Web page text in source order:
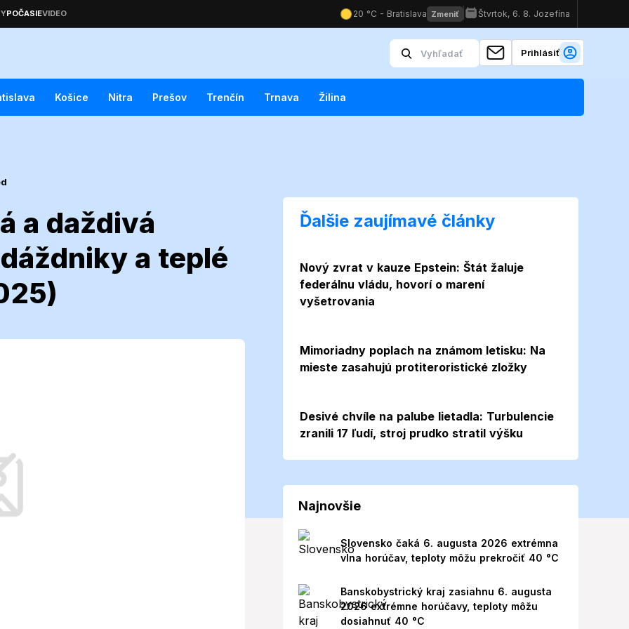
Prihlásiť
Košice Nitra Prešov Trenčín Trnava Žilina
a daždivá
a teplé
a
pripravte si
prejaví vo svojej sychravej
a plánoch na voľný čas.
Ďalšie zaujímavé články
Nový zvrat v kauze Epstein: Štát žaluje
federálnu vládu, hovorí o marení
vyšetrovania
Foto
Mimoriadny poplach na známom letisku: Na
mieste zasahujú protiteroristické zložky
Desivé chvíle na palube lietadla: Turbulencie
zranili 17 ľudí, stroj prudko stratil výšku
Najnovšie
Slovensko čaká 6. augusta 2026 extrémna
vlna horúčav, teploty môžu prekročiť 40 °C
Banskobystrický kraj zasiahnu 6. augusta
2026 extrémne horúčavy, teploty môžu
dosiahnuť 40 °C